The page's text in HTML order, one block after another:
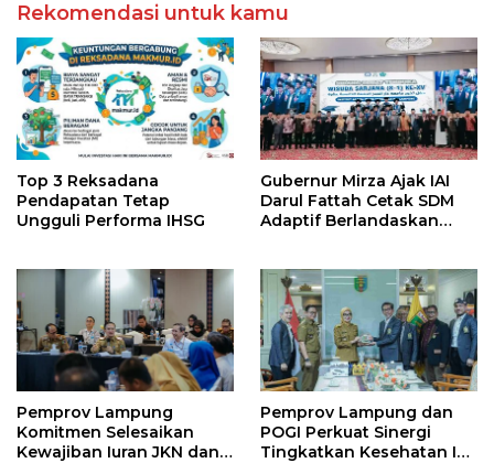
Rekomendasi untuk kamu
Top 3 Reksadana
Pendapatan Tetap
Ungguli Performa IHSG
Gubernur Mirza Ajak IAI
Darul Fattah Cetak SDM
Adaptif Berlandaskan
Pemprov Lampung
Komitmen Selesaikan
Kewajiban Iuran JKN dan
Pemprov Lampung dan
POGI Perkuat Sinergi
Tingkatkan Kesehatan Ibu